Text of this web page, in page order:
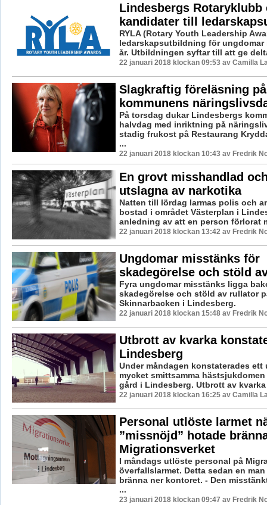
Lindesbergs Rotaryklubb
kandidater till
RYLA (Rotary Youth Leadership
ledarskapsutbildning för ungdomar
år. Utbildningen syftar till att ge
22 januari 2018 klockan 09:53 av Camilla
Slagkraftig föreläsning på
kommunens
På torsdag dukar Lindesbergs
halvdag med inriktning på
stadig frukost på Restaurang
...
22 januari 2018 klockan 10:43 av Fredrik
En grovt misshandlad
utslagna av narkotika
Natten till lördag larmas polis och
bostad i området Västerplan i
anledning av att en person förlorat
22 januari 2018 klockan 13:42 av Fredrik
Ungdomar misstänks för
skadegörelse och stöld
Fyra ungdomar misstänks ligga
skadegörelse och stöld av rullator
Skinnarbacken i Lindesberg.
22 januari 2018 klockan 15:48 av Fredrik
Utbrott av kvarka
Lindesberg
Under måndagen konstaterades ett
mycket smittsamma
gård i Lindesberg. Utbrott av
22 januari 2018 klockan 16:25 av Camilla
Personal utlöste larmet
”missnöjd” hotade
Migrationsverket
I måndags utlöste personal på
överfallslarmet. Detta sedan en
bränna ner kontoret. - Den
...
23 januari 2018 klockan 09:47 av Fredrik